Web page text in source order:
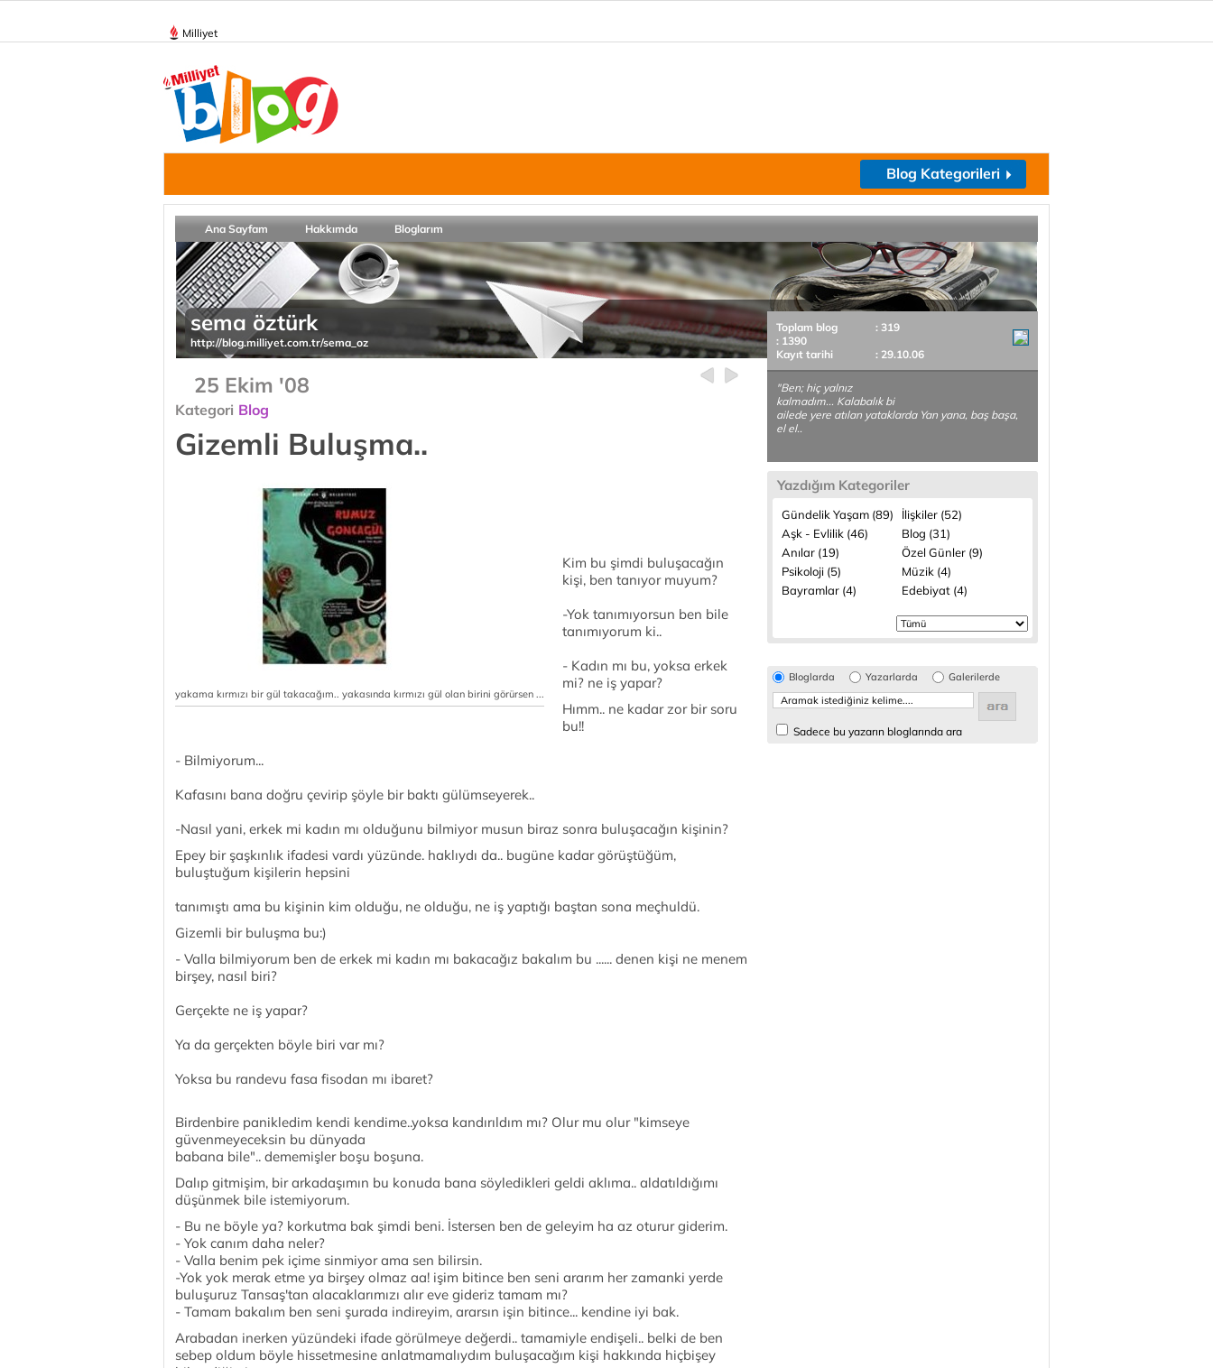
Milliyet
Blog Kategorileri
Ana Sayfam Hakkımda Bloglarım
sema öztürk
http://blog.milliyet.com.tr/sema_oz
25 Ekim '08
Kategori Blog
Gizemli Buluşma..
yakama kırmızı bir gül takacağım.. yakasında kırmızı gül olan birini görürsen ...
Kim bu şimdi buluşacağın
kişi, ben tanıyor muyum?
-Yok tanımıyorsun ben bile
tanımıyorum ki..
- Kadın mı bu, yoksa erkek
mi? ne iş yapar?
Hımm.. ne kadar zor bir soru
bu!!
- Bilmiyorum...
Kafasını bana doğru çevirip şöyle bir baktı gülümseyerek..
-Nasıl yani, erkek mi kadın mı olduğunu bilmiyor musun biraz sonra buluşacağın kişinin?
Epey bir şaşkınlık ifadesi vardı yüzünde. haklıydı da.. bugüne kadar görüştüğüm,
buluştuğum kişilerin hepsini
tanımıştı ama bu kişinin kim olduğu, ne olduğu, ne iş yaptığı baştan sona meçhuldü.
Gizemli bir buluşma bu:)
- Valla bilmiyorum ben de erkek mi kadın mı bakacağız bakalım bu ...... denen kişi ne menem
birşey, nasıl biri?
Gerçekte ne iş yapar?
Ya da gerçekten böyle biri var mı?
Yoksa bu randevu fasa fisodan mı ibaret?
Birdenbire panikledim kendi kendime..yoksa kandırıldım mı? Olur mu olur "kimseye
güvenmeyeceksin bu dünyada
babana bile".. dememişler boşu boşuna.
Dalıp gitmişim, bir arkadaşımın bu konuda bana söyledikleri geldi aklıma.. aldatıldığımı
düşünmek bile istemiyorum.
- Bu ne böyle ya? korkutma bak şimdi beni. İstersen ben de geleyim ha az oturur giderim.
- Yok canım daha neler?
- Valla benim pek içime sinmiyor ama sen bilirsin.
-Yok yok merak etme ya birşey olmaz aa! işim bitince ben seni ararım her zamanki yerde
buluşuruz Tansaş'tan alacaklarımızı alır eve gideriz tamam mı?
- Tamam bakalım ben seni şurada indireyim, ararsın işin bitince... kendine iyi bak.
Arabadan inerken yüzündeki ifade görülmeye değerdi.. tamamiyle endişeli.. belki de ben
sebep oldum böyle hissetmesine anlatmamalıydım buluşacağım kişi hakkında hiçbişey
Toplam blog
: 319
: 1390
Kayıt tarihi
: 29.10.06
"Ben; hiç yalnız
kalmadım... Kalabalık bi
ailede yere atılan yataklarda Yan yana, baş başa,
el el..
Yazdığım Kategoriler
Gündelik Yaşam (89)
İlişkiler (52)
Aşk - Evlilik (46)
Blog (31)
Anılar (19)
Özel Günler (9)
Psikoloji (5)
Müzik (4)
Bayramlar (4)
Edebiyat (4)
Bloglarda Yazarlarda Galerilerde
Sadece bu yazarın bloglarında ara